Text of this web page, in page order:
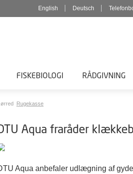
English Deutsch
FISKEBIOLOGI RÅDGIVNING
Rugekasse
Aqua fraråder
Aqua anbefaler udlægning af